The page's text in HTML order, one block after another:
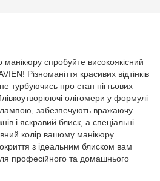
манікюру спробуйте високоякісний
Різноманіття красивих відтінків
турбуючись про стан нігтьових
олігомери у формулі
лампою, забезпечують вражаючу
і яскравий блиск, а спеціальні
колір вашому манікюру.
з ідеальним блиском вам
професійного та домашнього